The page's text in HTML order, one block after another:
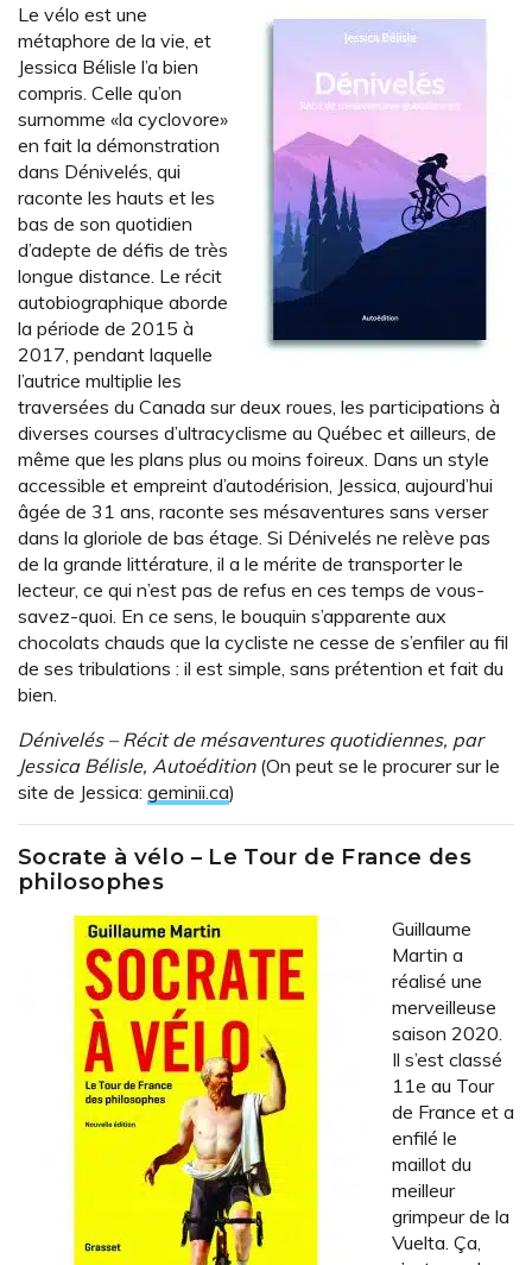
Le vélo est une
métaphore de la vie, et
Jessica Bélisle l’a bien
compris. Celle qu’on
surnomme «la cyclovore»
en fait la démonstration
dans Dénivelés, qui
raconte les hauts et les
bas de son quotidien
d’adepte de défis de très
longue distance. Le récit
autobiographique aborde
la période de 2015 à
2017, pendant laquelle
l’autrice multiplie les
traversées du Canada sur deux roues, les participations à
diverses courses d’ultracyclisme au Québec et ailleurs, de
même que les plans plus ou moins foireux. Dans un style
accessible et empreint d’autodérision, Jessica, aujourd’hui
âgée de 31 ans, raconte ses mésaventures sans verser
dans la gloriole de bas étage. Si Dénivelés ne relève pas
de la grande littérature, il a le mérite de transporter le
lecteur, ce qui n’est pas de refus en ces temps de vous-
savez-quoi. En ce sens, le bouquin s’apparente aux
chocolats chauds que la cycliste ne cesse de s’enfiler au fil
de ses tribulations : il est simple, sans prétention et fait du
bien.
Dénivelés – Récit de mésaventures quotidiennes, par
Jessica Bélisle, Autoédition(On peut se le procurer sur le
site de Jessica: geminii.ca)
Socrate à vélo – Le Tour de France des
philosophes
Guillaume
Martin a
réalisé une
merveilleuse
saison 2020.
Il s’est classé
11e au Tour
de France et a
enfilé le
maillot du
meilleur
grimpeur de la
Vuelta. Ça,